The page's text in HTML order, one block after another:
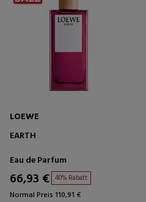
LOEWE
EARTH
Eau de Parfum
66,93 € 40% Rabatt
Normal Preis 110,91 €